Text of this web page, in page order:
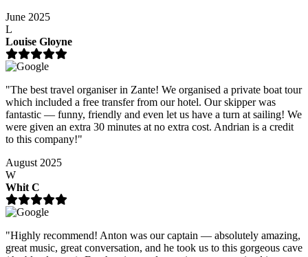
June 2025
L
Louise Gloyne
"The best travel organiser in Zante! We organised a private boat tour
which included a free transfer from our hotel. Our skipper was
fantastic — funny, friendly and even let us have a turn at sailing! We
were given an extra 30 minutes at no extra cost. Andrian is a credit
to this company!"
August 2025
W
Whit C
"Highly recommend! Anton was our captain — absolutely amazing,
great music, great conversation, and he took us to this gorgeous cave